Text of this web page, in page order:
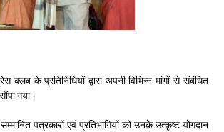
के प्रतिनिधियों द्वारा अपनी विभिन्न मांगों से संबंधित
गया।
पत्रकारों एवं प्रतिभागियों को उनके उत्कृष्ट योगदान